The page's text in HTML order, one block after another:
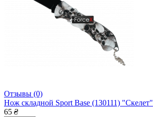
Отзывы (0)
Нож складной Sport Base (130111) "Скелет"
65 ₴